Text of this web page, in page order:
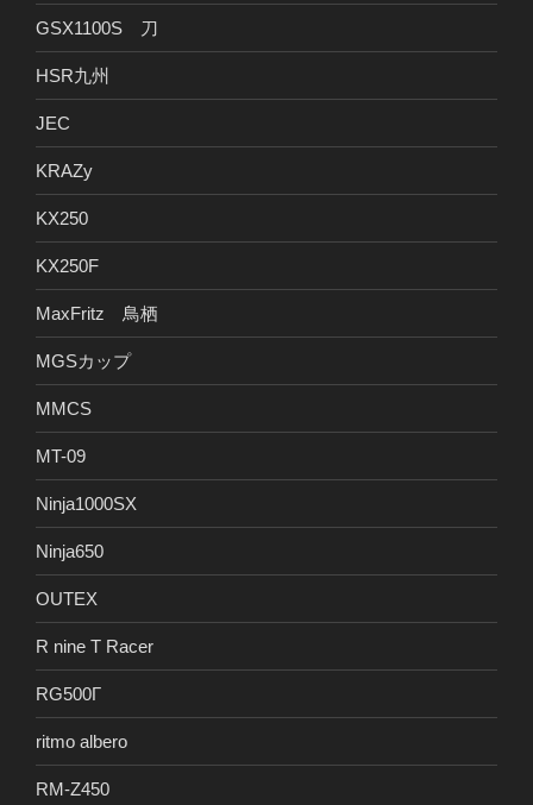
GSX1100S 刀
HSR九州
JEC
KRAZy
KX250
KX250F
MaxFritz 鳥栖
MGSカップ
MMCS
MT-09
Ninja1000SX
Ninja650
OUTEX
R nine T Racer
RG500Γ
ritmo albero
RM-Z450